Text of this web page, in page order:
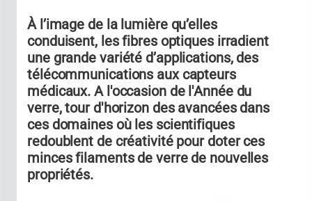
À l’image de la lumière qu’elles
conduisent, les fibres optiques irradient
une grande variété d’applications, des
télécommunications aux capteurs
médicaux. A l'occasion de l'Année du
verre, tour d'horizon des avancées dans
ces domaines où les scientifiques
redoublent de créativité pour doter ces
minces filaments de verre de nouvelles
propriétés.